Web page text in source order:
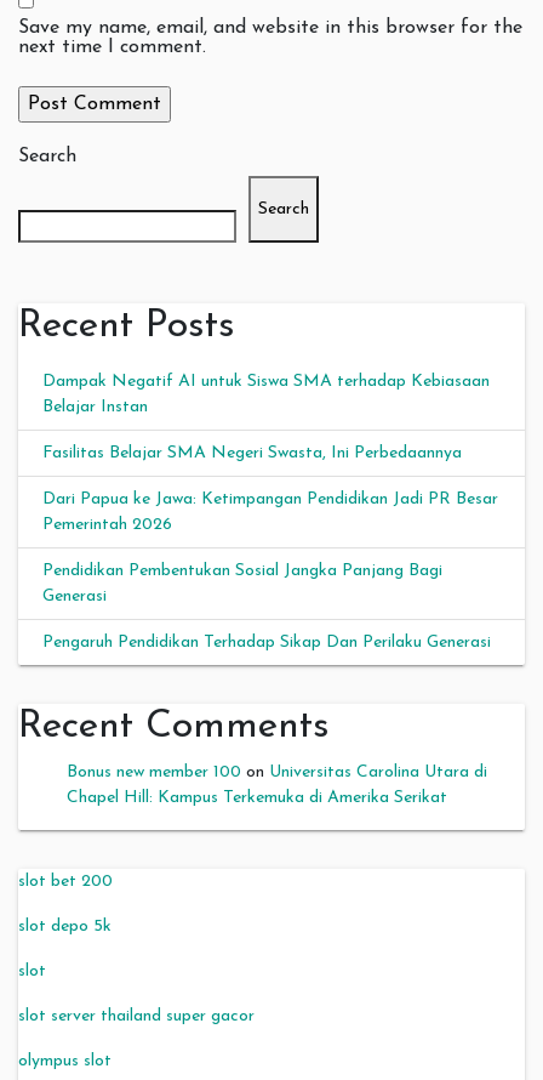
Save my name, email, and website in this browser for the
next time I comment.
Search
Search
Recent Posts
Dampak Negatif AI untuk Siswa SMA terhadap Kebiasaan
Belajar Instan
Fasilitas Belajar SMA Negeri Swasta, Ini Perbedaannya
Dari Papua ke Jawa: Ketimpangan Pendidikan Jadi PR Besar
Pemerintah 2026
Pendidikan Pembentukan Sosial Jangka Panjang Bagi
Generasi
Pengaruh Pendidikan Terhadap Sikap Dan Perilaku Generasi
Recent Comments
Bonus new member 100 on Universitas Carolina Utara di
Chapel Hill: Kampus Terkemuka di Amerika Serikat
slot bet 200
slot depo 5k
slot
slot server thailand super gacor
olympus slot